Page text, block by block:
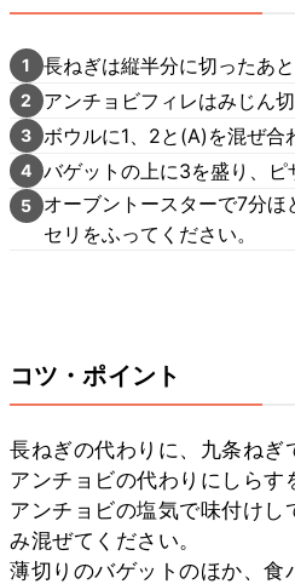
1 長ねぎは縦半分に切ったあ
2 アンチョビフィレはみじん切
3 ボウルに1、2と(A)を混ぜ合
4 バゲットの上に3を盛り、ピ
5
オーブントースターで7分
セリをふってください。
コツ・ポイント
長ねぎの代わりに、九条ねぎ
アンチョビの代わりにしらす
アンチョビの塩気で味付けし
み混ぜてください。
薄切りのバゲットのほか、食